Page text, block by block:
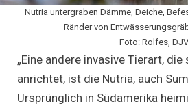
Nutria untergraben Dämme, Deiche,
Ränder von
Foto: Rolfes, DJV
„Eine andere invasive Tierart, die
anrichtet, ist die Nutria, auch
Ursprünglich in Südamerika